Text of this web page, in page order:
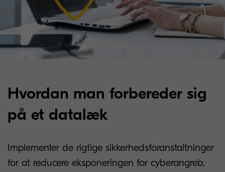
Hvordan man forbereder sig
på et datalæk
Implementer de rigtige sikkerhedsforanstaltninger
for at reducere eksponeringen for cyberangreb.